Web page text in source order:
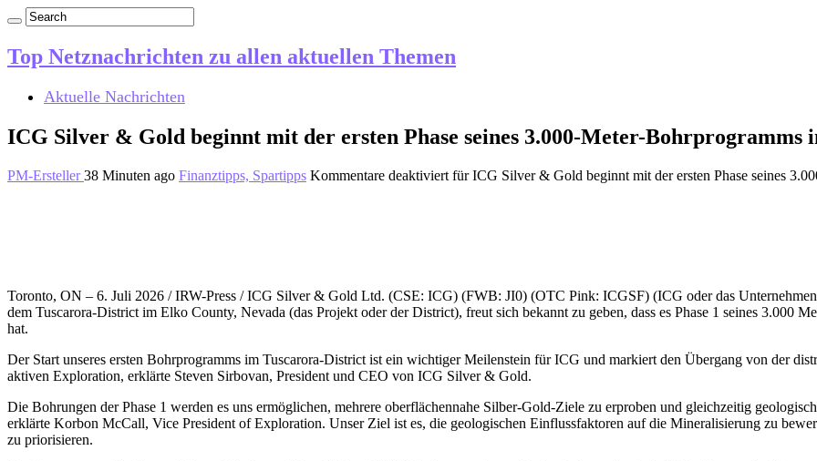
Top Netznachrichten zu allen aktuellen Themen
Aktuelle Nachrichten
ICG Silver & Gold beginnt mit der ersten Phase seines 3.000-Meter-Bohrprogramms
PM-Ersteller38 Minuten ago Finanztipps, Spartipps Kommentare deaktiviert für ICG Silver & Gold beginnt mit der ersten Phase seines
Toronto, ON – 6. Juli 2026 / IRW-Press / ICG Silver & Gold Ltd. (CSE: ICG) (FWB: JI0) (OTC Pink: ICGSF) (ICG oder das
dem Tuscarora-District im Elko County, Nevada (das Projekt oder der District), freut sich bekannt zu geben, dass es Phase 1 seines 3.000
hat.
Der Start unseres ersten Bohrprogramms im Tuscarora-District ist ein wichtiger Meilenstein für ICG und markiert den Übergang von der
aktiven Exploration, erklärte Steven Sirbovan, President und CEO von ICG Silver & Gold.
Die Bohrungen der Phase 1 werden es uns ermöglichen, mehrere oberflächennahe Silber-Gold-Ziele zu erproben und gleichzeitig
erklärte Korbon McCall, Vice President of Exploration. Unser Ziel ist es, die geologischen Einflussfaktoren auf die Mineralisierung zu
zu priorisieren.